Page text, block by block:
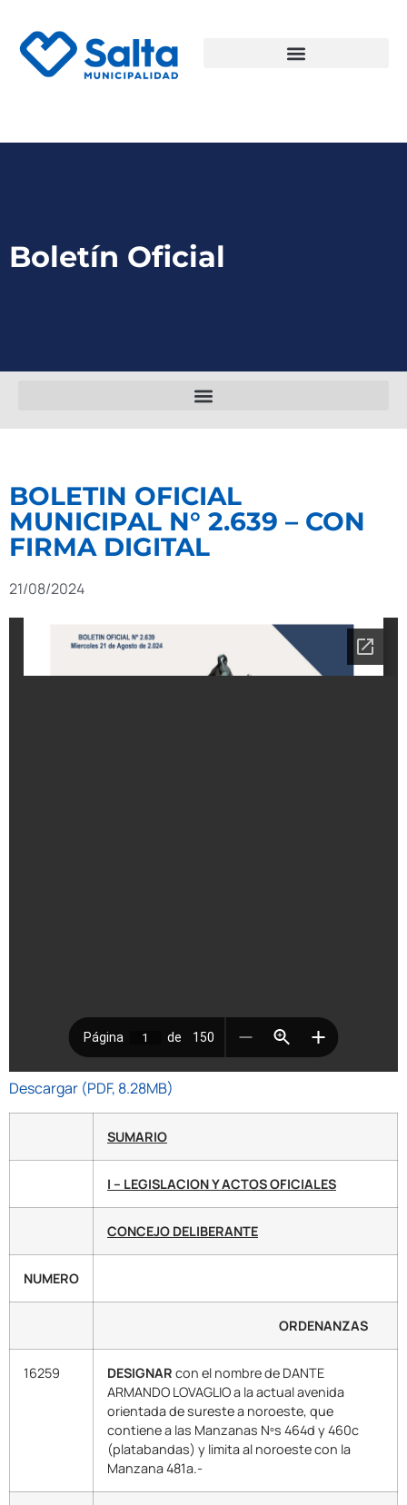
Boletín Oficial
BOLETIN OFICIAL
MUNICIPAL N° 2.639 – CON
FIRMA DIGITAL
21/08/2024
Descargar (PDF, 8.28MB)
SUMARIO
I – LEGISLACION Y ACTOS OFICIALES
CONCEJO DELIBERANTE
NUMERO
ORDENANZAS
16259 DESIGNAR con el nombre de DANTE
ARMANDO LOVAGLIO a la actual avenida
orientada de sureste a noroeste, que
contiene a las Manzanas Nºs 464d y 460c
(platabandas) y limita al noroeste con la
Manzana 481a.-